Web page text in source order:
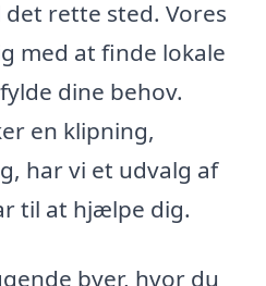
rette sted. Vores
med at finde lokale
dine behov.
en klipning,
har vi et udvalg af
til at hjælpe dig.
byer, hvor du